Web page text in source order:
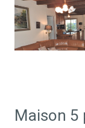
Maison 5 pièce(s) 3 chambre(s) 67